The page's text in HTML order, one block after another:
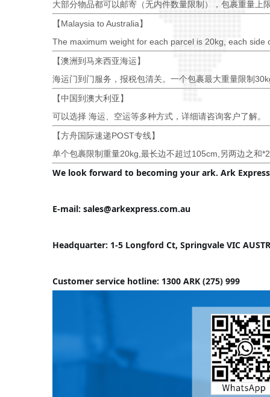
大部分物品都可以邮寄（无内件数量限制），包裹重量上
【Malaysia to Australia】
The maximum weight for each parcel is 20kg, each side
【澳洲到马来西亚海运】
海运门到门服务，报税包清关。一个包裹最大重量限制
【中国到澳大利亚】
可以选择 海运、空运等多种方式，详细请咨询客户了解。
【方舟国际速递POST专线】
单个包裹限制重量20kg,最长边不超过105cm,另两边之和
We look forward to becoming your ark. Ark
E-mail: sales@arkexpress.com.au
Headquarter: 1-5 Longford Ct, Springvale VIC
Customer service hotline: 1300 ARK (275) 999